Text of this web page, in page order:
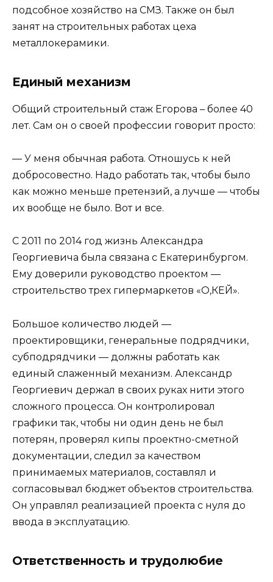
подсобное хозяйство на СМЗ. Также он был
занят на строительных работах цеха
металлокерамики.
Единый механизм
Общий строительный стаж Егорова – более 40
лет. Сам он о своей профессии говорит просто:
— У меня обычная работа. Отношусь к ней
добросовестно. Надо работать так, чтобы было
как можно меньше претензий, а лучше — чтобы
их вообще не было. Вот и все.
С 2011 по 2014 год жизнь Александра
Георгиевича была связана с Екатеринбургом.
Ему доверили руководство проектом —
строительство трех гипермаркетов «О,КЕЙ».
Большое количество людей —
проектировщики, генеральные подрядчики,
субподрядчики — должны работать как
единый слаженный механизм. Александр
Георгиевич держал в своих руках нити этого
сложного процесса. Он контролировал
графики так, чтобы ни один день не был
потерян, проверял кипы проектно-сметной
документации, следил за качеством
принимаемых материалов, составлял и
согласовывал бюджет объектов строительства.
Он управлял реализацией проекта с нуля до
ввода в эксплуатацию.
Ответственность и трудолюбие